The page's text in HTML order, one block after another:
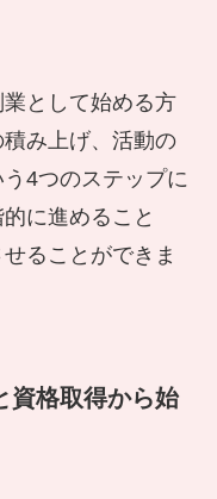
として始める方
み上げ、活動の
4つのステップに
に進めること
ることができま
資格取得から始